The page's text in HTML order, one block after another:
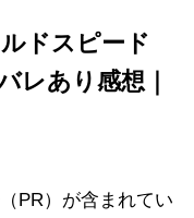
ドスピード
レあり感想｜
PR）が含まれてい